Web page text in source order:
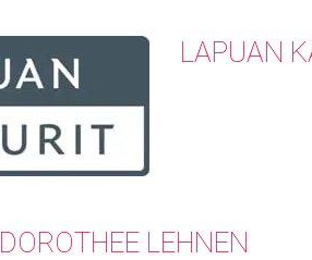
LAPUAN
DOROTHEE LEHNEN